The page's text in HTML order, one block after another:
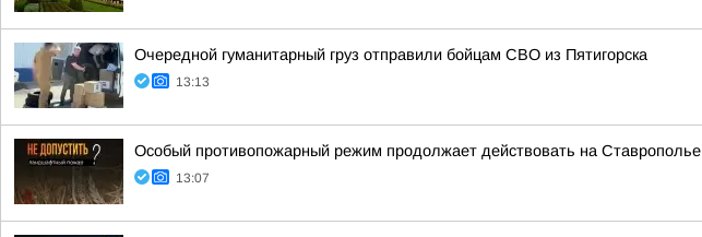
Очередной гуманитарный груз отправили бойцам СВО из Пятигорска
13:13
Особый противопожарный режим продолжает действовать на Ставрополье
13:07